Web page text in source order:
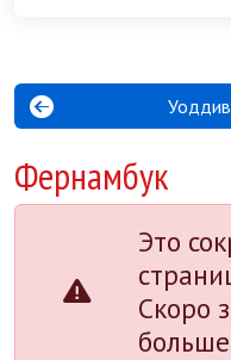
Фернамбук
Это
Скоро